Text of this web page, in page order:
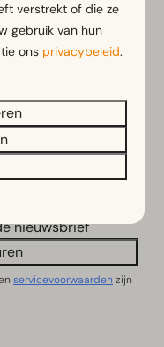
nieuwsbrief
servicevoorwaarden zijn
verstrekt of die ze
gebruik van hun
ons privacybeleid.